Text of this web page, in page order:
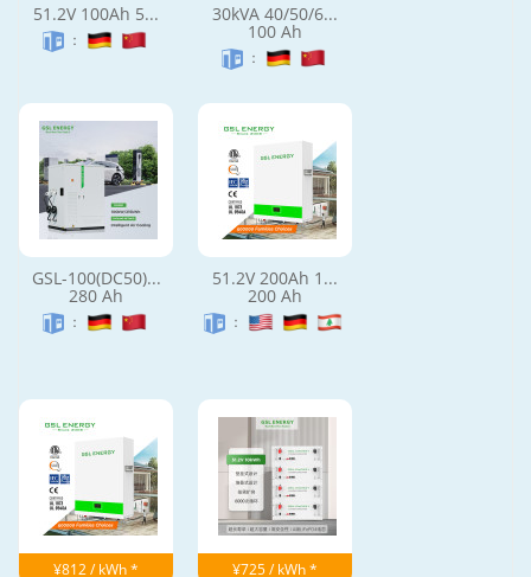
51.2V 100Ah 5...
：
30kVA 40/50/6...
100 Ah
：
GSL-100(DC50)...
280 Ah
：
51.2V 200Ah 1...
200 Ah
：
¥812 / kWh * ¥725 / kWh *